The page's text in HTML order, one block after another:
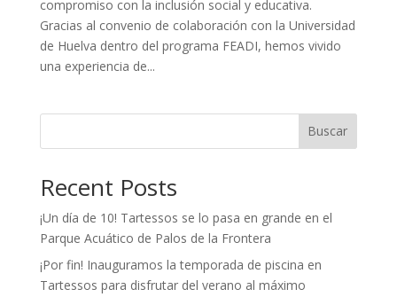
compromiso con la inclusión social y educativa.
Gracias al convenio de colaboración con la Universidad
de Huelva dentro del programa FEADI, hemos vivido
una experiencia de...
Buscar
Recent Posts
¡Un día de 10! Tartessos se lo pasa en grande en el
Parque Acuático de Palos de la Frontera
¡Por fin! Inauguramos la temporada de piscina en
Tartessos para disfrutar del verano al máximo